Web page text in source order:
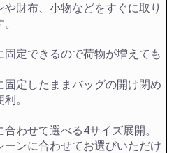
や財布、小物などをすぐに取り
固定できるので荷物が増えても
固定したままバッグの開け閉め
。
わせて選べる4サイズ展開。
ーンに合わせてお選びいただけ